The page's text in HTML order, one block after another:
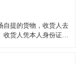
自提的货物，收货人去